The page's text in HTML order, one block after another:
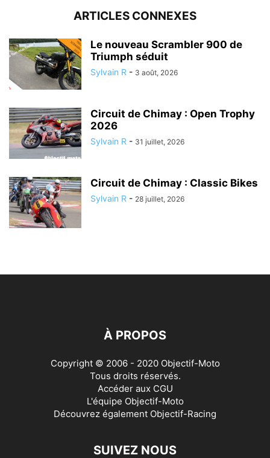
ARTICLES CONNEXES
Le nouveau Scrambler 900 de
Triumph séduit
Sylvain R - 3 août, 2026
Circuit de Chimay : Open Trophy
2026
Sylvain R - 31 juillet, 2026
Circuit de Chimay : Classic Bikes
Sylvain R - 28 juillet, 2026
À PROPOS
Copyright © 2006 - 2020 Objectif-Moto
Tous droits réservés.
Accéder aux CGU
L'équipe Objectif-Moto
Découvrez également Objectif-Racing
SUIVEZ NOUS